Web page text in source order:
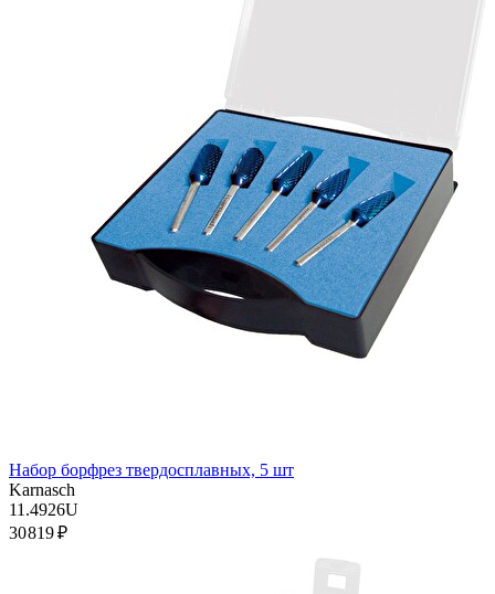
Набор борфрез твердосплавных, 5 шт
Karnasch
11.4926U
30 819 ₽